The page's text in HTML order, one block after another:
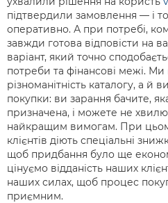
підтвердили замовлення — і
оперативно. А при потребі,
завжди готова відповісти на
варіант, який точно
потреби та фінансові межі.
різноманітність каталогу, а й
покупки: ви зарання бачите,
призначена, і можете не
найкращим вимогам. При
клієнтів діють спеціальні
щоб придбання було ще
цінуємо відданість наших
наших силах, щоб процес
приємним.